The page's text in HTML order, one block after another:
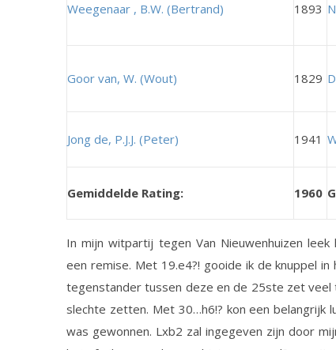
Weegenaar , B.W. (Bertrand) 1893
Goor van, W. (Wout) 1829
Jong de, P.J.J. (Peter) 1941
Gemiddelde Rating: 1960
In mijn witpartij tegen Van Nieuwenhuizen
een remise. Met 19.e4?! gooide ik de knuppel
tegenstander tussen deze en de 25ste zet veel
slechte zetten. Met 30…h6!? kon een belangrijk
was gewonnen. Lxb2 zal ingegeven zijn door